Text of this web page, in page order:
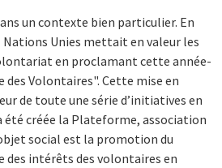
un contexte bien particulier. En
Nations Unies mettait en valeur les
en proclamant cette année-
Volontaires". Cette mise en
de toute une série d’initiatives en
été créée la Plateforme, association
social est la promotion du
intérêts des volontaires en